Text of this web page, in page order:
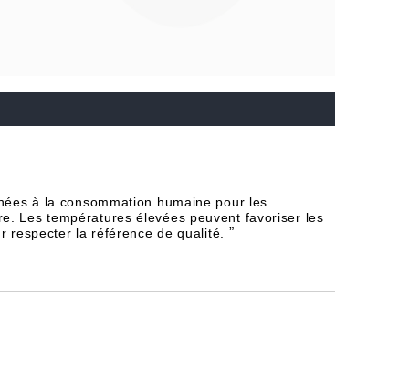
à la consommation humaine pour les
Les températures élevées peuvent favoriser les
respecter la référence de qualité. ”